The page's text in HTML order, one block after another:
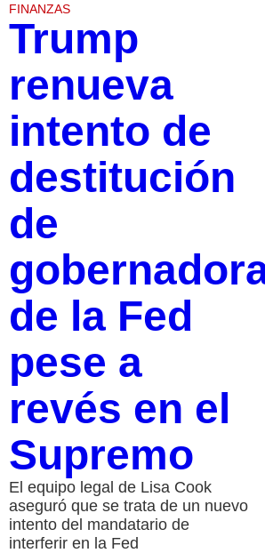
FINANZAS
Trump
renueva
intento de
destitución
de
de la Fed
pese a
revés en el
Supremo
El equipo legal de Lisa Cook
aseguró que se trata de un nuevo
intento del mandatario de
interferir en la Fed